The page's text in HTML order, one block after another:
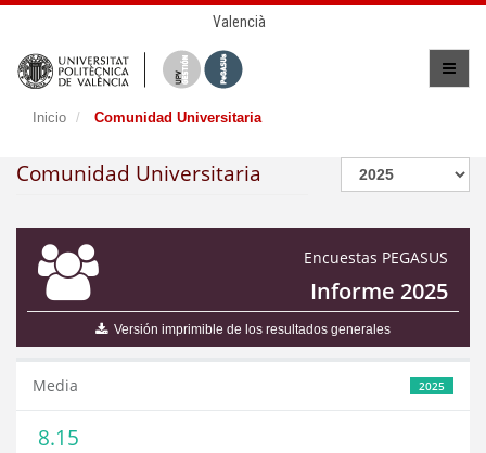
Valencià
Inicio Comunidad Universitaria
Comunidad Universitaria
Encuestas PEGASUS
Informe 2025
Versión imprimible de los resultados generales
2025
Media
8.15